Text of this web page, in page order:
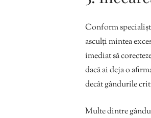
Conform
asculți mintea
imediat să
dacă ai deja o
decât gândurile
Multe dintre